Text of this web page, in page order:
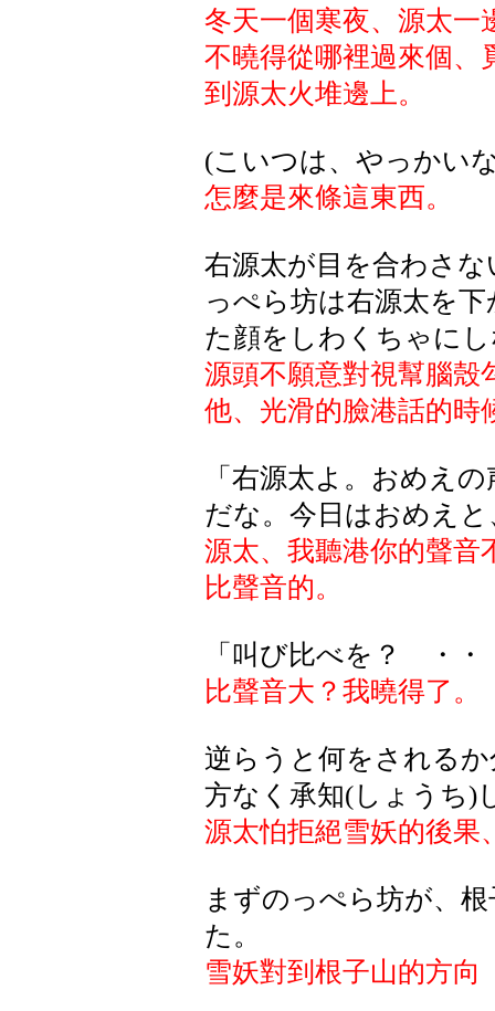
冬天一個寒夜、源太一
不曉得從哪裡過來個、
到源太火堆邊上。
(こいつは、やっかい
怎麼是來條這東西。
右源太が目を合わさ
っぺら坊は右源太を
た顔をしわくちゃに
源頭不願意對視幫腦殼
他、光滑的臉港話的時
「右源太よ。おめえ
だな。今日はおめえ
源太、我聽港你的聲音
比聲音的。
「叫び比べを？ ・・
比聲音大？我曉得了。
逆らうと何をされる
方なく承知(しょうち)
源太怕拒絕雪妖的後果
まずのっぺら坊が、
た。
雪妖對到根子山的方向